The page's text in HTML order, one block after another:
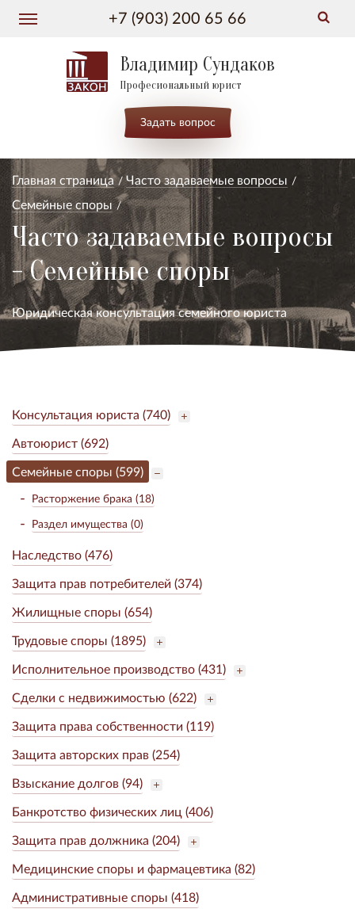
+7 (903) 200 65 66
Владимир Сундаков
Професиональный юрист
Задать вопрос
Главная страница
Часто задаваемые вопросы
Семейные споры
Часто задаваемые вопросы
- Семейные споры
Юридическая консультация семейного юриста
Консультация юриста (740)
Автоюрист (692)
Семейные споры (599)
Расторжение брака (18)
Раздел имущества (0)
Наследство (476)
Защита прав потребителей (374)
Жилищные споры (654)
Трудовые споры (1895)
Исполнительное производство (431)
Сделки с недвижимостью (622)
Защита права собственности (119)
Защита авторских прав (254)
Взыскание долгов (94)
Банкротство физических лиц (406)
Защита прав должника (204)
Медицинские споры и фармацевтика (82)
Административные споры (418)